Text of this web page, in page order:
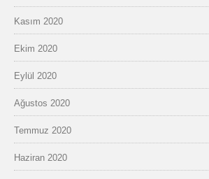
Kasım 2020
Ekim 2020
Eylül 2020
Ağustos 2020
Temmuz 2020
Haziran 2020